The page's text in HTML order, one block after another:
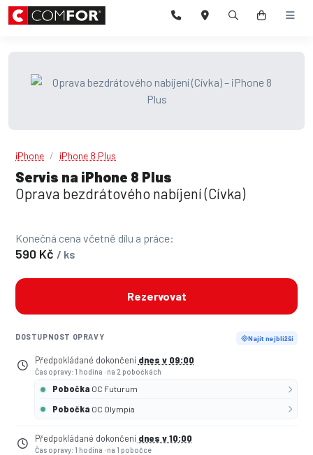
iPhone iPhone 8 Plus
Servis na iPhone 8 Plus
Oprava bezdrátového nabíjení (Cívka)
Konečná cena včetně dílu a práce:
590 Kč / ks
Rezervovat
DOSTUPNOST OPRAVY Najít nejbližší
Předpokládané dokončení dnes v 09:00
Čas opravy: 1 hodina · na 2 pobočkách
Pobočka OC Futurum
Pobočka OC Olympia
Předpokládané dokončení dnes v 10:00
Čas opravy: 1 hodina · na 1 pobočce